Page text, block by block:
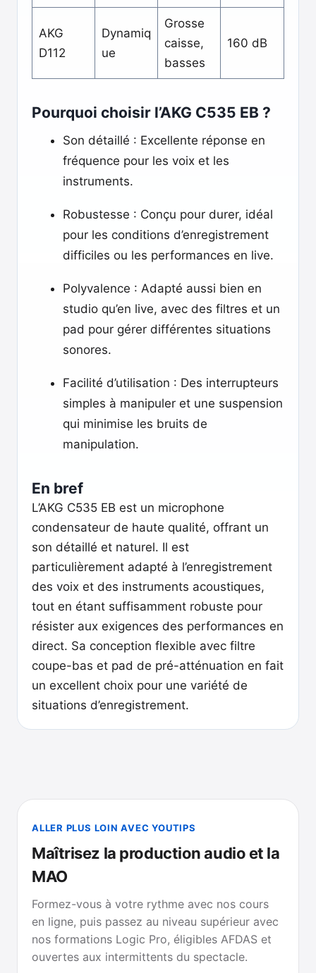
AKG
D112
Dynamiq
ue
Grosse
caisse,
basses
160 dB
Pourquoi choisir l’AKG C535 EB ?
Son détaillé : Excellente réponse en
fréquence pour les voix et les
instruments.
Robustesse : Conçu pour durer, idéal
pour les conditions d’enregistrement
difficiles ou les performances en live.
Polyvalence : Adapté aussi bien en
studio qu’en live, avec des filtres et un
pad pour gérer différentes situations
sonores.
Facilité d’utilisation : Des interrupteurs
simples à manipuler et une suspension
qui minimise les bruits de
manipulation.
En bref
L’AKG C535 EB est un microphone
condensateur de haute qualité, offrant un
son détaillé et naturel. Il est
particulièrement adapté à l’enregistrement
des voix et des instruments acoustiques,
tout en étant suffisamment robuste pour
résister aux exigences des performances en
direct. Sa conception flexible avec filtre
coupe-bas et pad de pré-atténuation en fait
un excellent choix pour une variété de
situations d’enregistrement.
ALLER PLUS LOIN AVEC YOUTIPS
Maîtrisez la production audio et la
MAO
Formez-vous à votre rythme avec nos cours
en ligne, puis passez au niveau supérieur avec
nos formations Logic Pro, éligibles AFDAS et
ouvertes aux intermittents du spectacle.